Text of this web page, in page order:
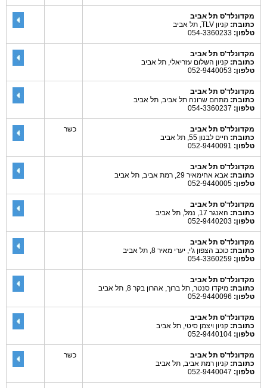
מקדונלד'ס תל אביב
כתובת: קניון TLV, תל אביב
טלפון:
מקדונלד'ס תל אביב
כתובת: קניון השלום עזריאלי, תל אביב
טלפון:
מקדונלד'ס תל אביב
כתובת: מתחם שרונה תל אביב, תל אביב
טלפון:
מקדונלד'ס תל אביב
כתובת: חיים לבנון 55, תל אביב
טלפון:
כשר
מקדונלד'ס תל אביב
כתובת: אבא אחימאיר 29, רמת אביב, תל אביב
טלפון:
מקדונלד'ס תל אביב
כתובת: האנגר 17, נמל, תל אביב
טלפון:
מקדונלד'ס תל אביב
כתובת: כוכב הצפון ג'י, יערי מאיר 8, תל אביב
טלפון:
מקדונלד'ס תל אביב
כתובת: מיקדו סנטר, תל ברוך, אהרון בקר 8, תל אביב
טלפון:
מקדונלד'ס תל אביב
כתובת: קניון ויצמן סיטי, תל אביב
טלפון:
מקדונלד'ס תל אביב
כתובת: קניון רמת אביב, תל אביב
טלפון:
כשר